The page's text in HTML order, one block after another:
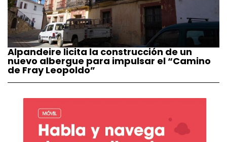
Alpandeire licita la construcción de un
nuevo albergue para impulsar el “Camino
de Fray Leopoldo”